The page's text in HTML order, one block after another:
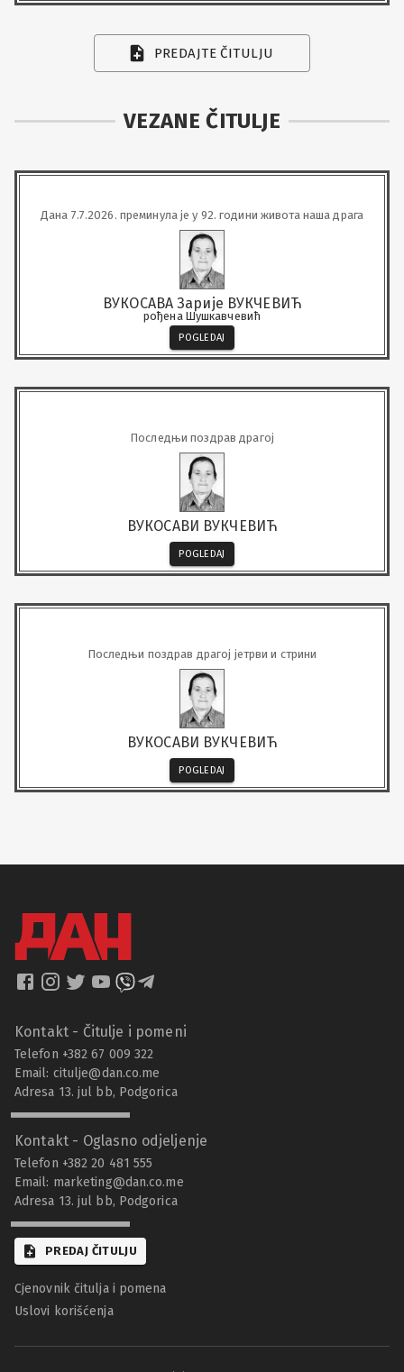
PREDAJTE ČITULJU
VEZANE ČITULJE
Дана 7.7.2026. преминула је у 92. години живота наша драга
ВУКОСАВА Зарије ВУКЧЕВИЋ
рођена Шушкавчевић
POGLEDAJ
Последњи поздрав драгој
ВУКОСАВИ ВУКЧЕВИЋ
POGLEDAJ
Последњи поздрав драгој јетрви и стрини
ВУКОСАВИ ВУКЧЕВИЋ
POGLEDAJ
Kontakt - Čitulje i pomeni
Telefon +382 67 009 322
Email: citulje@dan.co.me
Adresa 13. jul bb, Podgorica
Kontakt - Oglasno odjeljenje
Telefon +382 20 481 555
Email: marketing@dan.co.me
Adresa 13. jul bb, Podgorica
PREDAJ ČITULJU
Cjenovnik čitulja i pomena
Uslovi korišćenja